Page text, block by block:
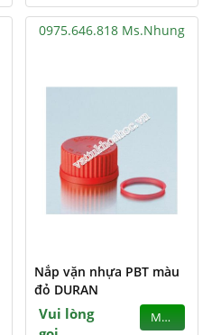
0975.646.818 Ms.Nhung
Nắp vặn nhựa PBT màu
đỏ DURAN
Vui lòng
MUA